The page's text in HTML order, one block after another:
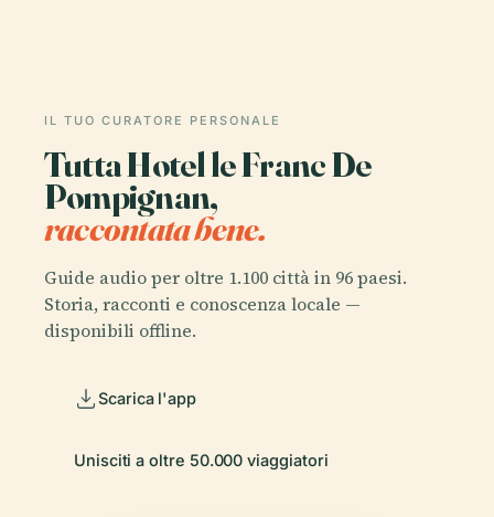
IL TUO CURATORE PERSONALE
Tutta Hotel le Franc De
Pompignan,
raccontata bene.
Guide audio per oltre 1.100 città in 96 paesi.
Storia, racconti e conoscenza locale —
disponibili offline.
Scarica l'app
Unisciti a oltre 50.000 viaggiatori